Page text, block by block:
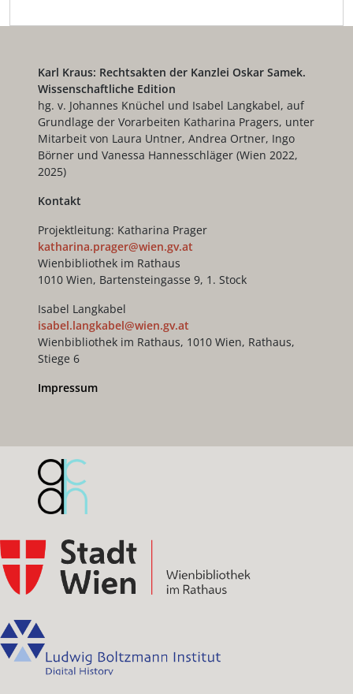
Karl Kraus: Rechtsakten der Kanzlei Oskar Samek.
Wissenschaftliche Edition
hg. v. Johannes Knüchel und Isabel Langkabel, auf
Grundlage der Vorarbeiten Katharina Pragers, unter
Mitarbeit von Laura Untner, Andrea Ortner, Ingo
Börner und Vanessa Hannesschläger (Wien 2022,
2025)
Kontakt
Projektleitung: Katharina Prager
katharina.prager@wien.gv.at
Wienbibliothek im Rathaus
1010 Wien, Bartensteingasse 9, 1. Stock
Isabel Langkabel
isabel.langkabel@wien.gv.at
Wienbibliothek im Rathaus, 1010 Wien, Rathaus,
Stiege 6
Impressum